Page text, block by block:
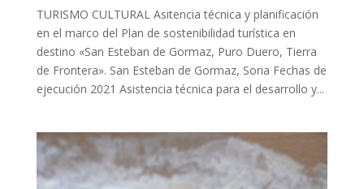
TURISMO CULTURAL Asitencia técnica y planificación
en el marco del Plan de sostenibilidad turística en
destino «San Esteban de Gormaz, Puro Duero, Tierra
de Frontera». San Esteban de Gormaz, Soria Fechas de
ejecución 2021 Asistencia técnica para el desarrollo y...